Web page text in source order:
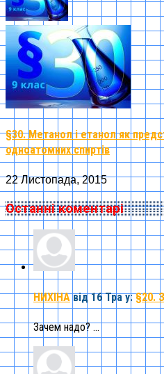
§30. Метанол і етанол як
одноатомних спиртів
22 Листопада, 2015
Останні коментарі
НИХІНА від 16 Трау:§20.
Зачем надо? ...